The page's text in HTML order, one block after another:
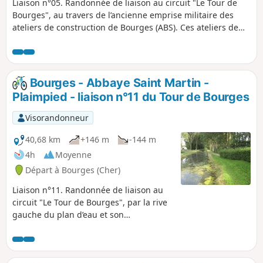
Liaison n°05. Randonnée de liaison au circuit "Le Tour de
Bourges", au travers de l’ancienne emprise militaire des
ateliers de construction de Bourges (ABS). Ces ateliers de
1897, sont transformés en technopôle Lahitolle, et
reconvertis à d’autres activités. Passage par le magnifique
jardin des Prés Fichaux (4ha), dessiné vers 1920 par Paul
Marguerita, et inauguré en 1930. Retour sur une partie de
la rocade verte.
Bourges - Abbaye Saint Martin -
Plaimpied - liaison n°11 du Tour de Bourges
Visorandonneur
40,68 km
+146 m
-144 m
4h
Moyenne
Départ à Bourges (Cher)
Liaison n°11. Randonnée de liaison au
circuit "Le Tour de Bourges", par la rive
gauche du plan d’eau et son
marais alcalin du Val d’Auron. L’ancien
canal de Berry malheureusement